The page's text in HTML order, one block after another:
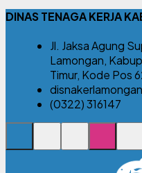
DINAS TENAGA KERJA
Jl. Jaksa Agung
Lamongan,
Timur, Kode Pos
(0322) 316147